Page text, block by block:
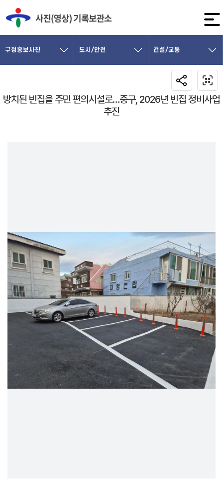
구정홍보사진 도시/안전 건설/교통
방치된 빈집을 주민 편의시설로…중구, 2026년 빈집 정비사업
추진